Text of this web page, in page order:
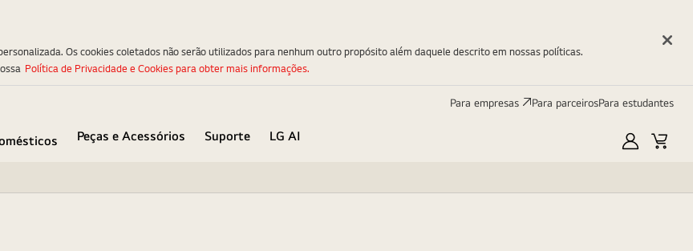
Para empresas Para parceirosPara estudantes
Peças e Acessórios Suporte
LG AI
Minha
Os cookies coletados não serão utilizados para nenhum outro propósito além daquele descrito em nossas políticas.
Política de Privacidade e Cookies para obter mais informações.